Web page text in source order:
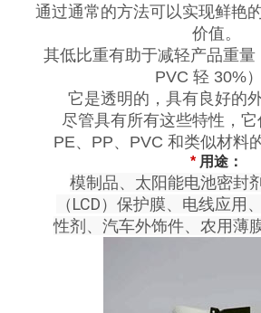
通过通常的方法可以实现鲜艳
价值。
其低比重有助于减轻产品重
PVC 轻 30%）
它是透明的，具有良好的
尽管具有所有这些特性，
PE、PP、PVC 和类似材料
* 用途：
模制品、太阳能电池密封
（LCD）保护膜、电线应用
性剂、汽车外饰件、农用薄